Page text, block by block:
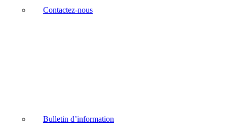
Contactez-nous
Bulletin d’information